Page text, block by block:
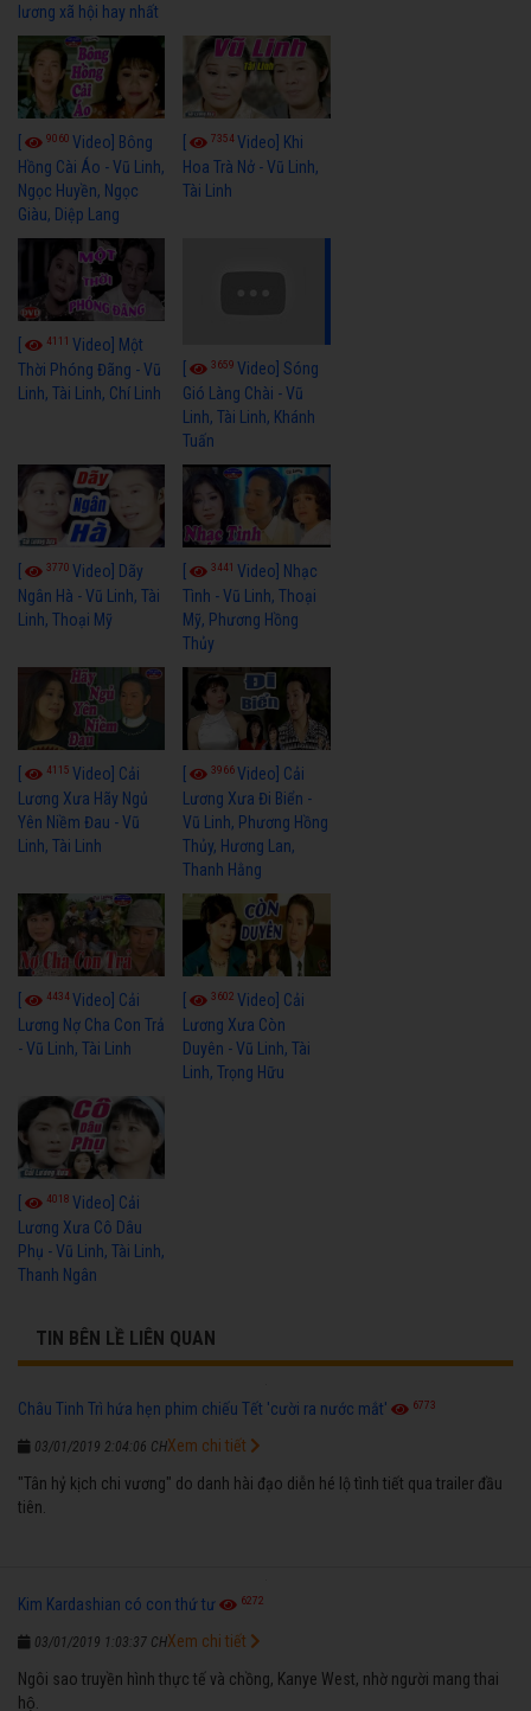
lương xã hội hay nhất
9060 Video] Bông
Hồng Cài Áo - Vũ Linh,
Ngọc Huyền, Ngọc
Giàu, Diệp Lang
7354Video] Khi
Hoa Trà Nở - Vũ Linh,
Tài Linh
4111 Video] Một
Thời Phóng Đãng - Vũ
Linh, Tài Linh, Chí Linh
3659Video] Sóng
Gió Làng Chài - Vũ
Linh, Tài Linh, Khánh
Tuấn
3770 Video] Dãy
Ngân Hà - Vũ Linh, Tài
Linh, Thoại Mỹ
3441Video] Nhạc
Tình - Vũ Linh, Thoại
Mỹ, Phương Hồng
Thủy
4115 Video] Cải
Lương Xưa Hãy Ngủ
Yên Niềm Đau - Vũ
Linh, Tài Linh
3966Video] Cải
Lương Xưa Đi Biển -
Vũ Linh, Phương Hồng
Thủy, Hương Lan,
Thanh Hằng
4434Video] Cải
Lương Nợ Cha Con Trả
- Vũ Linh, Tài Linh
3602Video] Cải
Lương Xưa Còn
Duyên - Vũ Linh, Tài
Linh, Trọng Hữu
[ 4018 Video] Cải
Lương Xưa Cô Dâu
Phụ - Vũ Linh, Tài Linh,
Thanh Ngân
TIN BÊN LỀ LIÊN QUAN
Châu Tinh Trì hứa hẹn phim chiếu Tết 'cười ra nước mắt' 6773
03/01/2019 2:04:06 CH
"Tân hỷ kịch chi vương" do danh hài đạo diễn hé lộ tình tiết qua trailer đầu
tiên.
Xem chi tiết
Kim Kardashian có con thứ tư 6272
03/01/2019 1:03:37 CH
Ngôi sao truyền hình thực tế và chồng, Kanye West, nhờ người mang thai
hộ.
Xem chi tiết